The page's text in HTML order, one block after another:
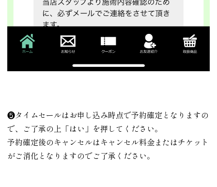
❺タイムセールはお申し込み時点で予約確定となりますの
で、ご了承の上「はい」を押してください。
予約確定後のキャンセルはキャンセル料金またはチケット
がご消化となりますのでご了承ください。